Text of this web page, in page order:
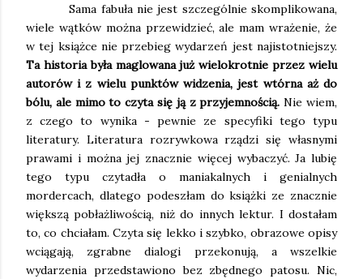
Sama fabuła nie jest szczególnie skomplikowana,
wiele wątków można przewidzieć, ale mam wrażenie, że
w tej książce nie przebieg wydarzeń jest najistotniejszy.
Ta historia była maglowana już wielokrotnie przez wielu
autorów i z wielu punktów widzenia, jest wtórna aż do
bólu, ale mimo to czyta się ją z przyjemnością. Nie wiem,
z czego to wynika - pewnie ze specyfiki tego typu
literatury. Literatura rozrywkowa rządzi się własnymi
prawami i można jej znacznie więcej wybaczyć. Ja lubię
tego typu czytadła o maniakalnych i genialnych
mordercach, dlatego podeszłam do książki ze znacznie
większą pobłażliwością, niż do innych lektur. I dostałam
to, co chciałam. Czyta się lekko i szybko, obrazowe opisy
wciągają, zgrabne dialogi przekonują, a wszelkie
wydarzenia przedstawiono bez zbędnego patosu. Nic,